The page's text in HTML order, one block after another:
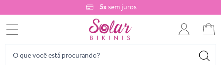
5xsem juros